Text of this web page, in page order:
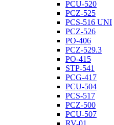
PCU-520
PCZ-525
PCS-516 UNI
PCZ-526
PO-406
PCZ-529.3
PO-415
STP-541
PCG-417
PCU-504
PCS-517
PCZ-500
PCU-507